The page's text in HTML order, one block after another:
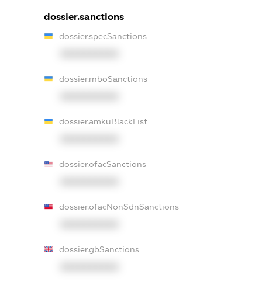
dossier.sanctions
dossier.specSanctions
dossier.rnboSanctions
dossier.amkuBlackList
dossier.ofacSanctions
dossier.ofacNonSdnSanctions
dossier.gbSanctions